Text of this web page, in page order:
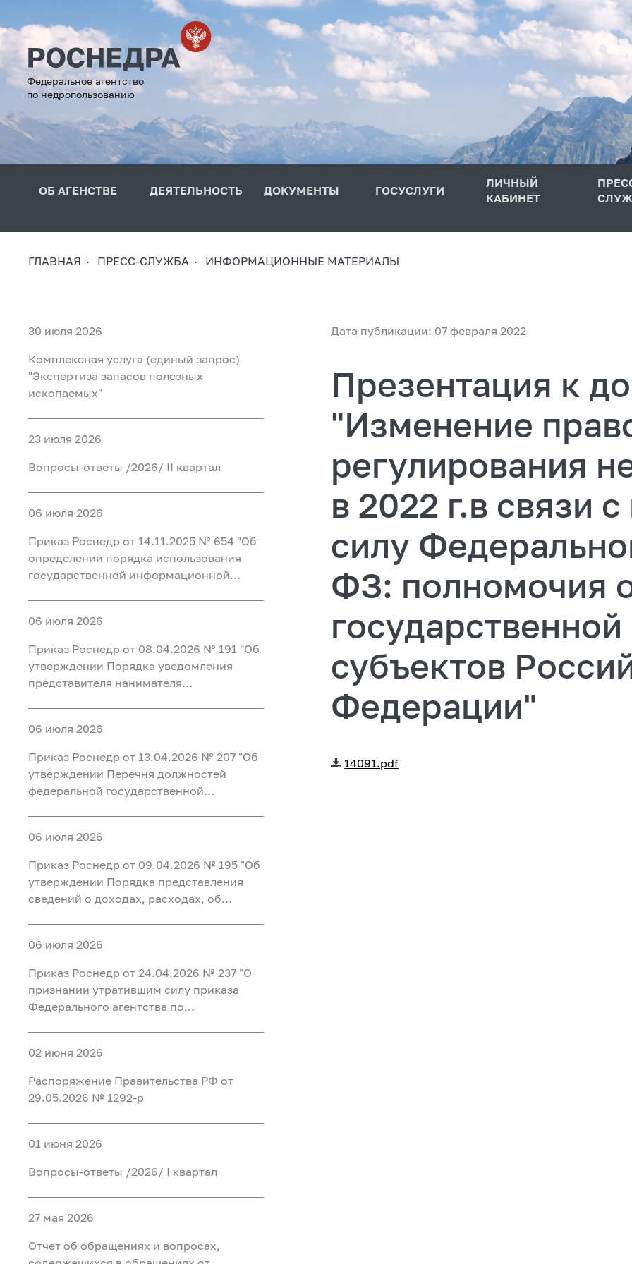
Федеральное агентство
по недропользованию
ОБ АГЕНСТВЕ ДЕЯТЕЛЬНОСТЬ ДОКУМЕНТЫ ГОСУСЛУГИ
ЛИЧНЫЙ
КАБИНЕТ
ГЛАВНАЯ ПРЕСС-СЛУЖБА ИНФОРМАЦИОННЫЕ МАТЕРИАЛЫ
30 июля 2026
Комплексная услуга (единый запрос)
"Экспертиза запасов полезных
ископаемых"
23 июля 2026
Вопросы-ответы /2026/ II квартал
06 июля 2026
Приказ Роснедр от 14.11.2025 № 654 "Об
определении порядка использования
государственной информационной
должностных лиц, уполномоченных на
работу с ней в Федеральном агентстве
по недропользованию"
06 июля 2026
Приказ Роснедр от 08.04.2026 № 191 "Об
утверждении Порядка уведомления
представителя нанимателя
служащими центрального аппарата
Федерального агентства по
недропользованию, федеральными
государственными гражданскими
служащими территориальных органов
Федерального агентства по
недропользованию и работниками
задач, поставленных перед
Федеральным агентством по
недропользованию, о фактах обращения
регистрации таких уведомлений и
организации проверки содержащихся в
них сведений"
06 июля 2026
Приказ Роснедр от 13.04.2026 № 207 "Об
утверждении Перечня должностей
федеральной государственной
замещение которых влечет за собой
запрет открывать и иметь счета (вклады),
хранить наличные денежные средства и
ценности в иностранных банках,
расположенных за пределами
территории Российской Федерации,
владеть и (или) пользоваться
инструментами"
06 июля 2026
Приказ Роснедр от 09.04.2026 № 195 "Об
утверждении Порядка представления
сведений о доходах, расходах, об
Федеральном агентстве по
недропользованию и его
территориальных органах"
06 июля 2026
Приказ Роснедр от 24.04.2026 № 237 "О
признании утратившим силу приказа
Федерального агентства по
должностей, при замещении которых
сведения о доходах, расходах, об
имуществе и обязательствах
имущественного характера граждан,
замещающих на основании трудового
договора должности в организациях,
поставленных перед Федеральным
имуществе и обязательствах
имущественного характера их супруг
(супругов) и несовершеннолетних детей
02 июня 2026
Распоряжение Правительства РФ от
29.05.2026 № 1292-р
01 июня 2026
Вопросы-ответы /2026/ I квартал
27 мая 2026
Отчет об обращениях и вопросах,
Дата публикации: 07 февраля 2022
Презентация к
"Изменение
регулирования
в 2022 г.в связи
силу
ФЗ: полномочия
государственной
субъектов
Федерации"
14091.pdf